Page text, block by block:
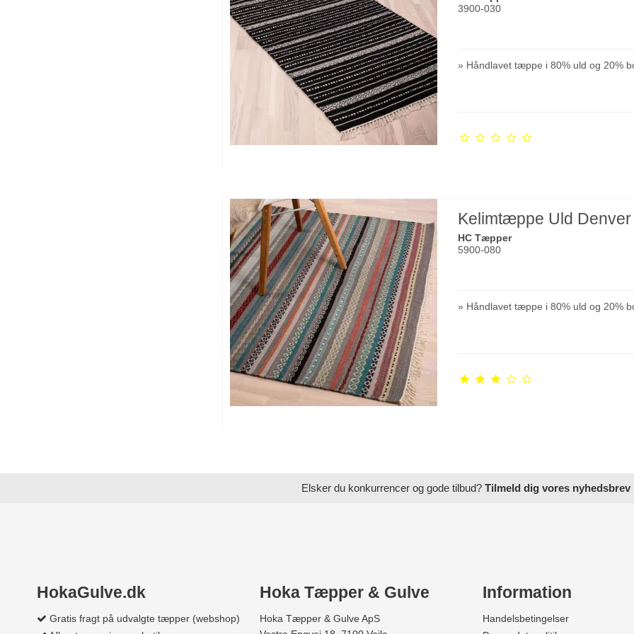
3900-030
» Håndlavet tæppe i 80% uld og 20%
Kelimtæppe Uld Denver
HC Tæpper
5900-080
» Håndlavet tæppe i 80% uld og 20%
Elsker du konkurrencer og gode tilbud? Tilmeld dig vores nyhedsbrev
HokaGulve.dk
Gratis fragt på udvalgte tæpper (webshop)
Hoka Tæpper & Gulve
Hoka Tæpper & Gulve ApS
Information
Handelsbetingelser